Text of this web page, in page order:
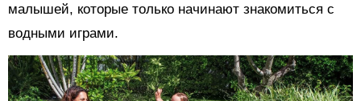
малышей, которые только начинают знакомиться с
водными играми.